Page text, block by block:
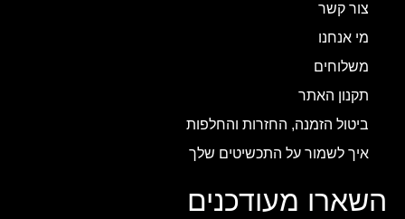
צור קשר
מי אנחנו
משלוחים
תקנון האתר
ביטול הזמנה, החזרות והחלפות
איך לשמור על התכשיטים שלך
השארו מעודכנים